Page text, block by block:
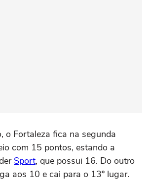
o Fortaleza fica na segunda
com 15 pontos, estando a
Sport, que possui 16. Do outro
aos 10 e cai para o 13º lugar.